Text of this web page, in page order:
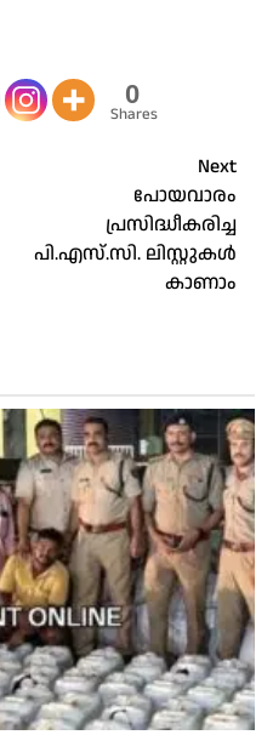
0
Shares
Next
പോയവാരം
പ്രസിദ്ധീകരിച്ച
പി.എസ്.സി. ലിസ്റ്റുകള്‍
കാണാം